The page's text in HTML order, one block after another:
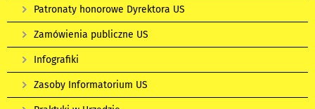
Patronaty honorowe Dyrektora US
Zamówienia publiczne US
Infografiki
Zasoby Informatorium US